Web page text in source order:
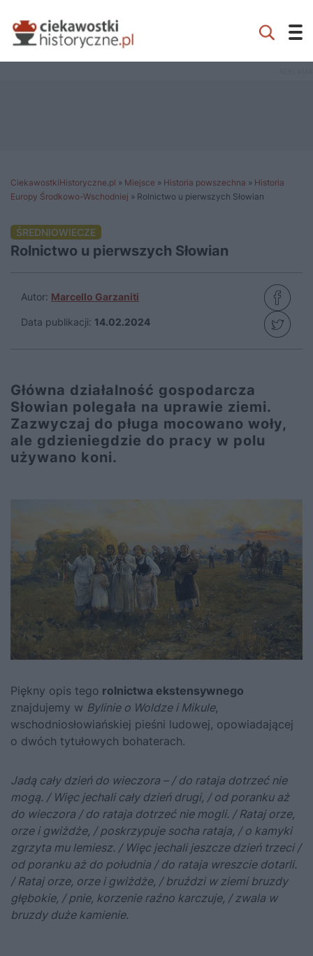
CiekawostkiHistoryczne.pl » Miejsce » Historia powszechna » Historia
Europy Środkowo-Wschodniej » Rolnictwo u pierwszych Słowian
ŚREDNIOWIECZE
Rolnictwo u pierwszych Słowian
Autor: Marcello Garzaniti
Data publikacji: 14.02.2024
Główna działalność gospodarcza
Słowian polegała na uprawie ziemi.
Zazwyczaj do pługa mocowano woły,
ale gdzieniegdzie do pracy w polu
używano koni.
Piękny opis tego rolnictwa ekstensywnego
znajdujemy w Bylinie o Woldze i Mikule,
wschodniosłowiańskiej pieśni ludowej, opowiadającej
o dwóch tytułowych bohaterach.
Jadą cały dzień do wieczora – / do rataja dotrzeć nie
mogą. / Więc jechali cały dzień drugi, / od poranku aż
do wieczora / do rataja dotrzeć nie mogli. /Rataj orze,
orze i gwiżdże, /poskrzypuje socha rataja, / o kamyki
zgrzyta mu lemiesz. / Więc jechali jeszcze dzień trzeci /
od poranku aż do południa / do rataja wreszcie dotarli.
/Rataj orze, orze i gwiżdże, /bruździ w ziemi bruzdy
głębokie, /pnie, korzenie raźno karczuje, /zwala w
bruzdy duże kamienie.